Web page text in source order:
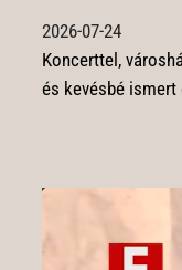
2026-07-24
Koncerttel,
és kevésbé